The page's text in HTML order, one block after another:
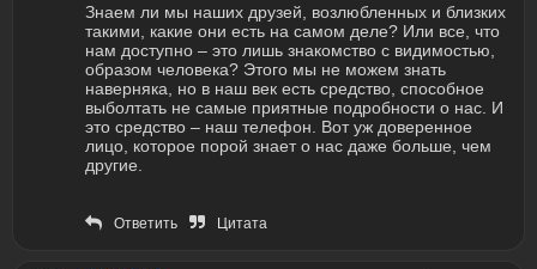
Знаем ли мы наших друзей, возлюбленных и близких
такими, какие они есть на самом деле? Или все, что
нам доступно – это лишь знакомство с видимостью,
образом человека? Этого мы не можем знать
наверняка, но в наш век есть средство, способное
выболтать не самые приятные подробности о нас. И
это средство – наш телефон. Вот уж доверенное
лицо, которое порой знает о нас даже больше, чем
другие.
Ответить Цитата